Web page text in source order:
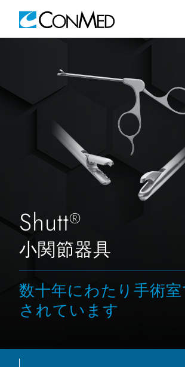
Shutt®
小関節器具
数十年にわたり手術
されています